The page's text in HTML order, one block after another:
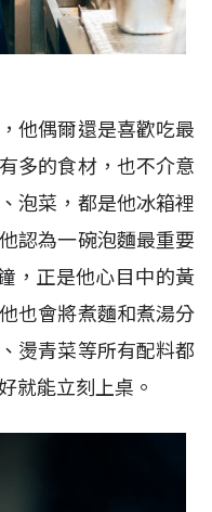
他偶爾還是喜歡吃最
多的食材，也不介意
泡菜，都是他冰箱裡
認為一碗泡麵最重要
，正是他心目中的黃
也會將煮麵和煮湯分
燙青菜等所有配料都
就能立刻上桌。